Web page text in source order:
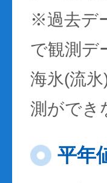
※過去デ
で観測デ
海氷(流
測ができ
平年